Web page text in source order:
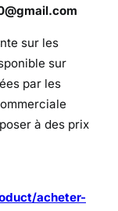
sur les
sur
par les
à des prix
acheter-